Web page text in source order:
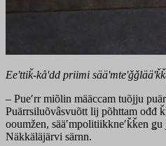
Eeʹttiǩ-kåʹdd priimi
– Pueʹrr miõlin määccam tuõjju
Puärrsiluõvâsvuõtt lij põhttam ođđ
ooumžen, sääʹmpolitiikkneʹǩǩen ǥu
Näkkäläjärvi särnn.